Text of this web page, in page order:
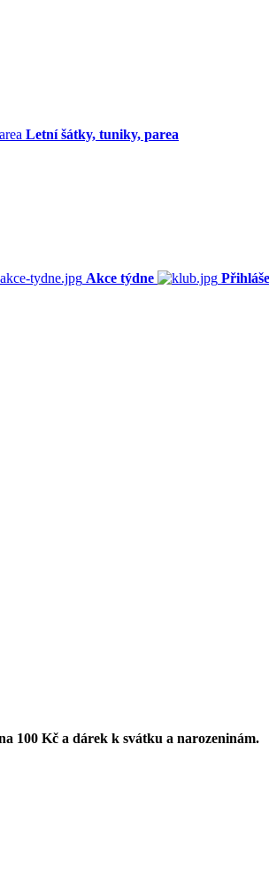
Letní šátky, tuniky, parea
Akce týdne
100 Kč a dárek k svátku a narozeninám.